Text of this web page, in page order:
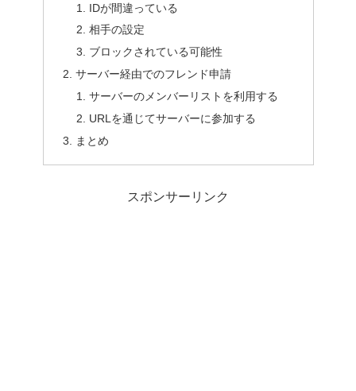
IDが間違っている
相手の設定
ブロックされている可能性
サーバー経由でのフレンド申請
サーバーのメンバーリストを利用する
URLを通じてサーバーに参加する
まとめ
スポンサーリンク